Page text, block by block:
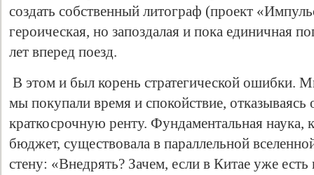
создать собственный литограф (проект
героическая, но запоздалая и пока единичная
лет вперед поезд.
В этом и был корень стратегической ошибки.
мы покупали время и спокойствие, отказываясь
краткосрочную ренту. Фундаментальная
бюджет, существовала в параллельной
стену: «Внедрять? Зачем, если в Китае уже